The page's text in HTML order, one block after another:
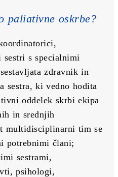
paliativne oskrbe?
s specialnimi
zdravnik in
sestra, ki vedno hodita
oddelek skrbi ekipa
in srednjih
multidisciplinarni tim se
potrebnimi člani;
sestrami,
psihologi,